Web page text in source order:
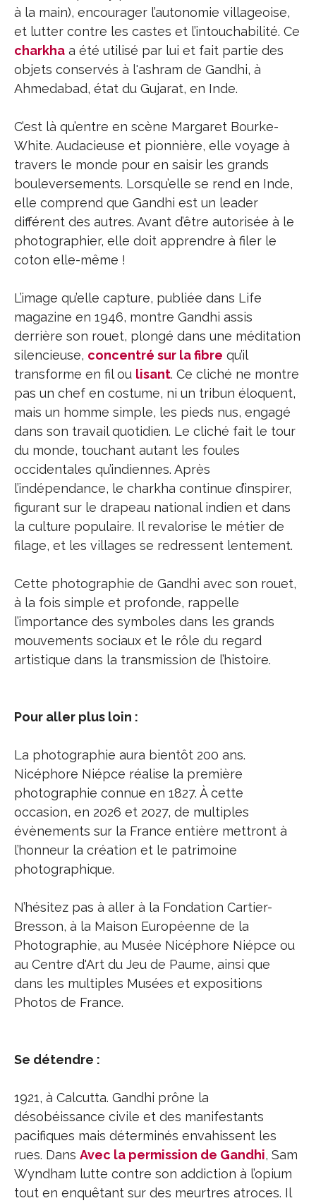
à la main), encourager l’autonomie villageoise,
et lutter contre les castes et l’intouchabilité. Ce
charkha a été utilisé par lui et fait partie des
objets conservés à l'ashram de Gandhi, à
Ahmedabad, état du Gujarat, en Inde.
C’est là qu’entre en scène Margaret Bourke-
White. Audacieuse et pionnière, elle voyage à
travers le monde pour en saisir les grands
bouleversements. Lorsqu’elle se rend en Inde,
elle comprend que Gandhi est un leader
différent des autres. Avant d’être autorisée à le
photographier, elle doit apprendre à filer le
coton elle-même !
L’image qu’elle capture, publiée dans Life
magazine en 1946, montre Gandhi assis
derrière son rouet, plongé dans une méditation
silencieuse, concentré sur la fibre qu’il
transforme en fil ou lisant. Ce cliché ne montre
pas un chef en costume, ni un tribun éloquent,
mais un homme simple, les pieds nus, engagé
dans son travail quotidien. Le cliché fait le tour
du monde, touchant autant les foules
occidentales qu’indiennes. Après
l’indépendance, le charkha continue d’inspirer,
figurant sur le drapeau national indien et dans
la culture populaire. Il revalorise le métier de
filage, et les villages se redressent lentement.
Cette photographie de Gandhi avec son rouet,
à la fois simple et profonde, rappelle
l’importance des symboles dans les grands
mouvements sociaux et le rôle du regard
artistique dans la transmission de l’histoire.
Pour aller plus loin :
La photographie aura bientôt 200 ans.
Nicéphore Niépce réalise la première
photographie connue en 1827. À cette
occasion, en 2026 et 2027, de multiples
évènements sur la France entière mettront à
l’honneur la création et le patrimoine
photographique.
N’hésitez pas à aller à la Fondation Cartier-
Bresson, à la Maison Européenne de la
Photographie, au Musée Nicéphore Niépce ou
au Centre d'Art du Jeu de Paume, ainsi que
dans les multiples Musées et expositions
Photos de France.
Se détendre :
1921, à Calcutta. Gandhi prône la
désobéissance civile et des manifestants
pacifiques mais déterminés envahissent les
rues. Dans Avec la permission de Gandhi, Sam
Wyndham lutte contre son addiction à l’opium
tout en enquêtant sur des meurtres atroces. Il